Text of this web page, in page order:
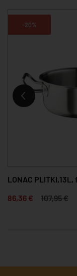
-20%
LONAC PLITKI,13L,
86,36 €
107,95 €